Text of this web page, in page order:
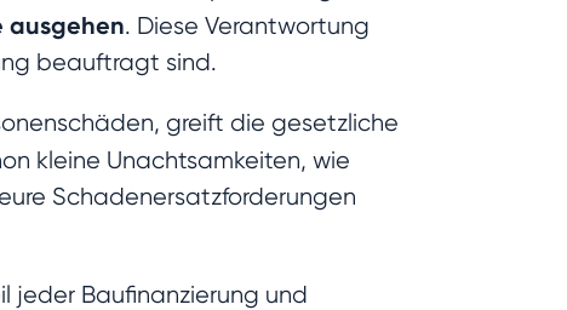
ausgehen. Diese Verantwortung
beauftragt sind.
greift die gesetzliche
kleine Unachtsamkeiten, wie
Schadenersatzforderungen
jeder Baufinanzierung und